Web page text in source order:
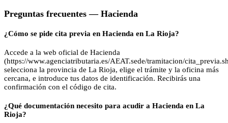
Preguntas frecuentes — Hacienda
¿Cómo se pide cita previa en Hacienda en La Rioja?
Accede a la web oficial de Hacienda
(https://www.agenciatributaria.es/AEAT.sede/tramitacion/
selecciona la provincia de La Rioja, elige el trámite y la oficina más
cercana, e introduce tus datos de identificación. Recibirás una
confirmación con el código de cita.
¿Qué documentación necesito para acudir a Hacienda en La
Rioja?